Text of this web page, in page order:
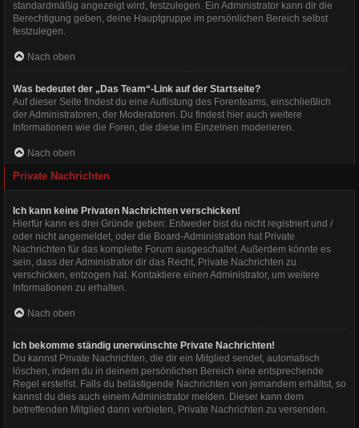
standardmäßig angezeigt wird, festzulegen. Ein Administrator kann dir die
Berechtigung geben, deine Hauptgruppe im persönlichen Bereich selbst
festzulegen.
Nach oben
Was bedeutet der „Das Team“-Link auf der Startseite?
Auf dieser Seite findest du eine Auflistung des Forenteams, einschließlich
der Administratoren, der Moderatoren. Du findest hier auch weitere
Informationen wie die Foren, die diese im Einzelnen moderieren.
Nach oben
Private Nachrichten
Ich kann keine Privaten Nachrichten verschicken!
Hierfür kann es drei Gründe geben: Entweder bist du nicht registriert und /
oder nicht angemeldet, oder die Board-Administration hat Private
Nachrichten für das komplette Forum ausgeschaltet. Außerdem könnte es
sein, dass der Administrator dir das Recht, Private Nachrichten zu
verschicken, entzogen hat. Kontaktiere einen Administrator, um weitere
Informationen zu erhalten.
Nach oben
Ich bekomme ständig unerwünschte Private Nachrichten!
Du kannst Private Nachrichten, die dir ein Mitglied sendet, automatisch
löschen, indem du in deinem persönlichen Bereich eine entsprechende
Regel erstellst. Falls du belästigende Nachrichten von jemandem erhältst, so
kannst du dies auch einem Administrator melden. Dieser kann dem
betreffenden Mitglied dann verbieten, Private Nachrichten zu versenden.